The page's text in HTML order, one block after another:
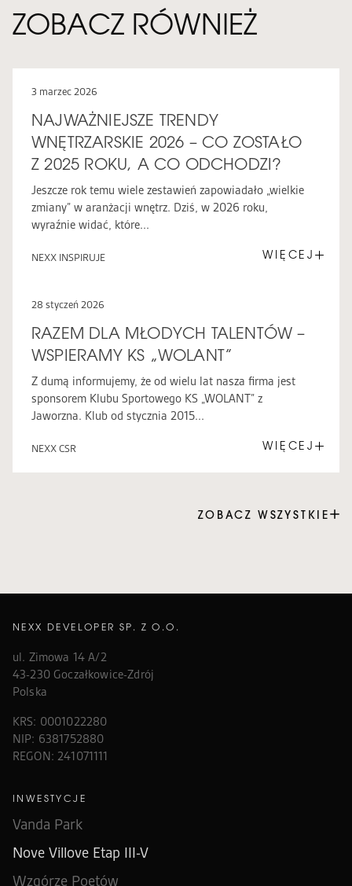
ZOBACZ RÓWNIEŻ
3 marzec 2026
NAJWAŻNIEJSZE TRENDY
WNĘTRZARSKIE 2026 – CO ZOSTAŁO
Z 2025 ROKU, A CO ODCHODZI?
Jeszcze rok temu wiele zestawień zapowiadało „wielkie
zmiany” w aranżacji wnętrz. Dziś, w 2026 roku,
wyraźnie widać, które...
NEXX INSPIRUJE WIĘCEJ
28 styczeń 2026
RAZEM DLA MŁODYCH TALENTÓW –
WSPIERAMY KS „WOLANT”
Z dumą informujemy, że od wielu lat nasza firma jest
sponsorem Klubu Sportowego KS „WOLANT” z
Jaworzna. Klub od stycznia 2015...
NEXX CSR WIĘCEJ
ZOBACZ WSZYSTKIE
NEXX DEVELOPER SP. Z O.O.
ul. Zimowa 14 A/2
43-230 Goczałkowice-Zdrój
Polska
KRS: 0001022280
NIP: 6381752880
REGON: 241071111
INWESTYCJE
Vanda Park
Nove Villove Etap III-V
Wzgórze Poetów